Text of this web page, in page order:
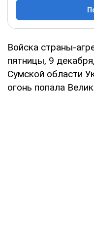
Войска страны-
пятницы, 9
Сумской области
огонь попала